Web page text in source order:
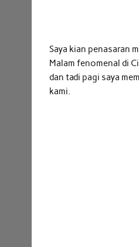
Saya kian penasaran
Malam fenomenal di
dan tadi pagi saya
kami.